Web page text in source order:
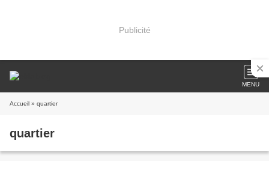
Publicité
MENU
Accueil » quartier
quartier